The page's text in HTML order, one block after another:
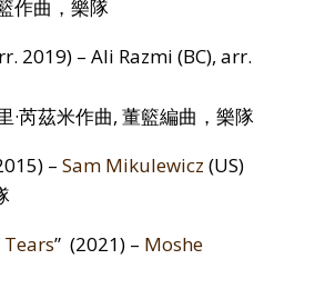
作曲 ，樂隊
2019) – Ali Razmi (BC), arr.
·芮茲米作曲, 董籃編曲 ，樂隊
– Sam Mikulewicz (US)
” (2021) – Moshe